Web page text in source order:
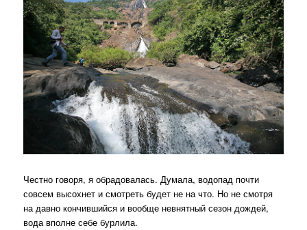
Честно говоря, я обрадовалась. Думала, водопад почти
совсем высохнет и смотреть будет не на что. Но не смотря
на давно кончившийся и вообще невнятный сезон дождей,
вода вполне себе бурлила.